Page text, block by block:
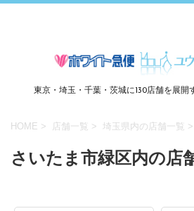
東京・埼玉・千葉・茨城に130店舗を展開
HOME > 店舗一覧 > 埼玉県内の店舗一覧 >
さいたま市緑区内の店